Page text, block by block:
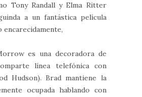
Tony Randall y Elma Ritter
a un fantástica película
encarecidamente,
es una decoradora de
línea telefónica con
Hudson). Brad mantiene la
ocupada hablando con